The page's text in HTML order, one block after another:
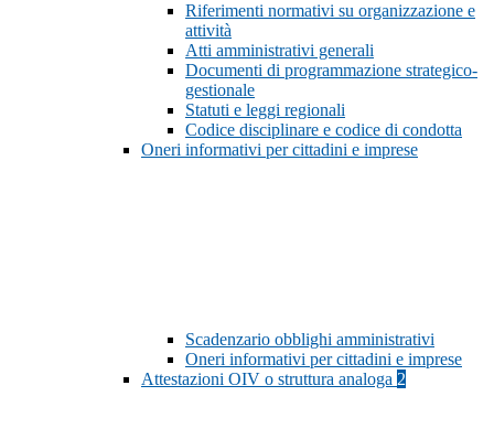
Riferimenti normativi su organizzazione e
attività
Atti amministrativi generali
Documenti di programmazione strategico-
gestionale
Statuti e leggi regionali
Codice disciplinare e codice di condotta
Oneri informativi per cittadini e imprese
Scadenzario obblighi amministrativi
Oneri informativi per cittadini e imprese
Attestazioni OIV o struttura analoga 2